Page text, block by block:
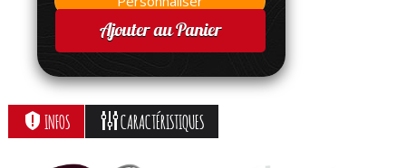
Ajouter au Panier
INFOS CARACTÉRISTIQUES